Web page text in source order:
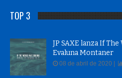
TOP 3
JP SAXE lanza If
Evaluna Montaner
08 de abril de 2020 |